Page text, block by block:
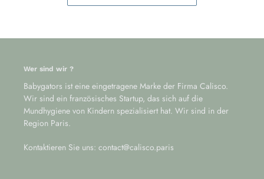
Wer sind wir ?
Babygators ist eine eingetragene Marke der Firma Calisco.
Wir sind ein französisches Startup, das sich auf die
Mundhygiene von Kindern spezialisiert hat. Wir sind in der
Region Paris.
Kontaktieren Sie uns: contact@calisco.paris